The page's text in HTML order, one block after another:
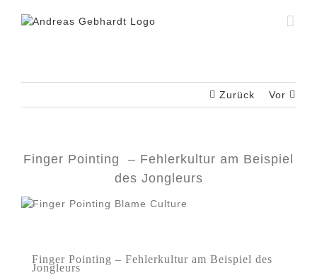
Inhalt
Zurück Vor
Finger Pointing – Fehlerkultur am Beispiel
des Jongleurs
Finger Pointing – Fehlerkultur am Beispiel des
Jongleurs